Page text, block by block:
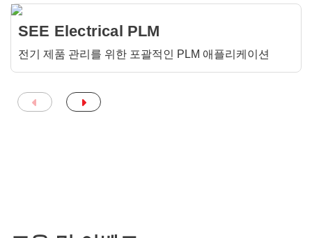
SEE Electrical PLM
전기 제품 관리를 위한 포괄적인 PLM 애플리케이션